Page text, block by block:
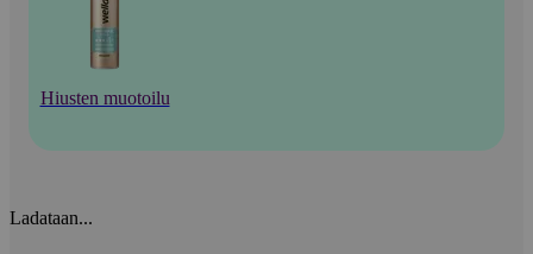
Hiusten muotoilu
Ladataan...